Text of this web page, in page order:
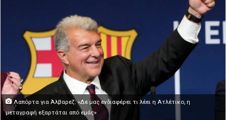
Λαπόρτα για Άλβαρεζ: «Δε μας ενδιαφέρει τι λέει η Ατλέτικο, η
μεταγραφή εξαρτάται από εμάς»